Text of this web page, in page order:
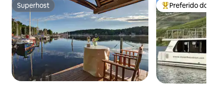
Superhost
Superhost Entre os
Preferido dos